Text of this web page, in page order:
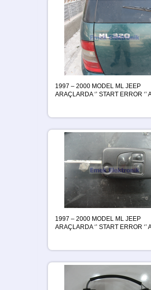
1997 – 2000 MODEL ML JEEP
ARAÇLARDA ‘’ START ERROR ‘’
1997 – 2000 MODEL ML JEEP
ARAÇLARDA ‘’ START ERROR ‘’